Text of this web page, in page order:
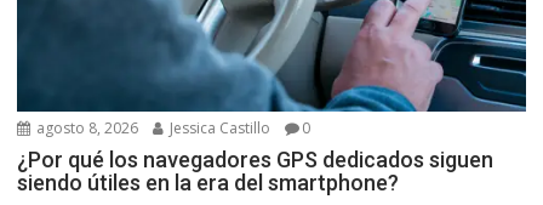
agosto 8, 2026 Jessica Castillo 0
¿Por qué los navegadores GPS dedicados siguen
siendo útiles en la era del smartphone?